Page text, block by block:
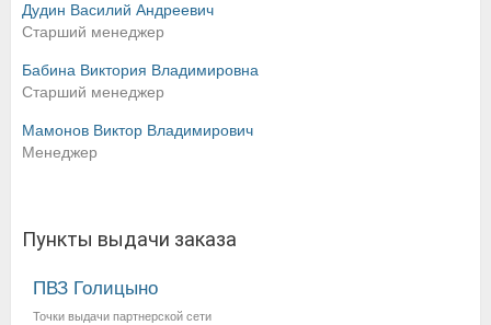
Дудин Василий Андреевич
Старший менеджер
Бабина Виктория Владимировна
Старший менеджер
Мамонов Виктор Владимирович
Менеджер
Пункты выдачи заказа
ПВЗ Голицыно
Точки выдачи партнерской сети